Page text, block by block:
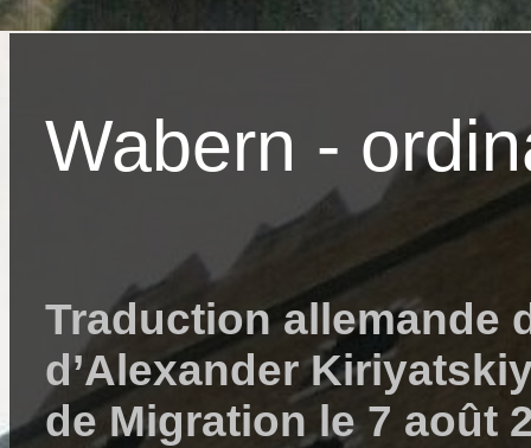
Wabern -
Traduction allemande
d’Alexander
de Migration le 7 août